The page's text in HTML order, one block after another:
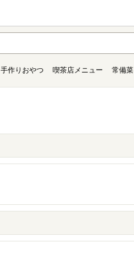
手作りおやつ 喫茶店メニュー 常備菜